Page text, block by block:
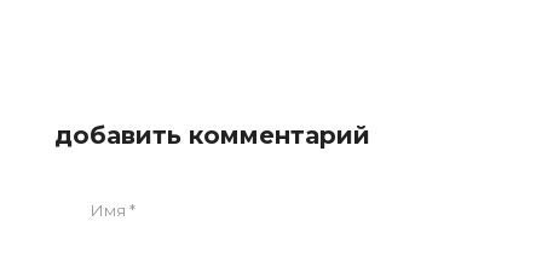
добавить комментарий